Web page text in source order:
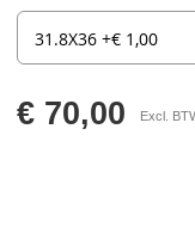
€ 70,00